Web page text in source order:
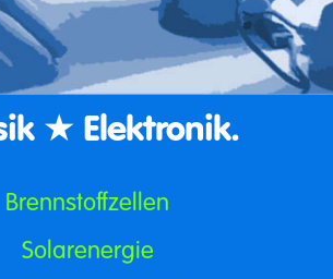
★ Elektronik.
Brennstoffzellen
Solarenergie